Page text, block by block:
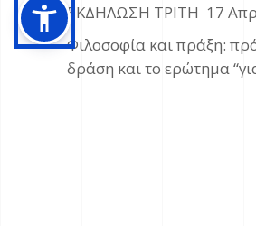
ΕΚΔΗΛΩΣΗ ΤΡΙΤΗ 17
Φιλοσοφία και πράξη:
δράση και το ερώτημα